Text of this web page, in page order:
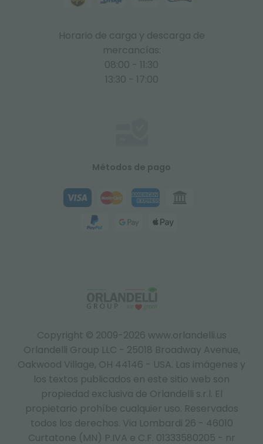
Copyright © 2009-2026 www.orlandelli.us
Orlandelli Group LLC - 25018 Broadway Avenue,
Oakwood Village, OH 44146 - USA. Las imágenes y
los textos publicados en este sitio web son
propiedad exclusiva de Orlandelli s.r.l. El
propietario prohíbe cualquier uso. Reservados
todos los derechos. Via Lombardi 26 - 46010
Curtatone (MN) P.IVA e C.F. 01333580205 - nr
Horario de carga y descarga de
mercancías:
08:00 - 11:30
13:30 - 17:00
Métodos de pago